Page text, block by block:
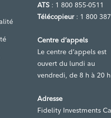
ATS : 1 800 855-0511
Télécopieur: 1 800
Centre d’appels
Le centre d’appels est
ouvert du lundi au
vendredi, de 8 h à 20 h
Adresse
Fidelity Investments